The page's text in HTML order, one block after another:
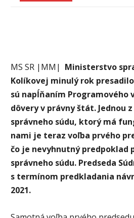
MS SR |MM| Ministerstvo
Kolíkovej minulý rok
sú napĺňaním Programového
dôvery v právny štát. Jednou
správneho súdu, ktorý má
nami je teraz voľba prvého
čo je nevyhnutný predpoklad
správneho súdu. Predseda
s termínom predkladania
2021.